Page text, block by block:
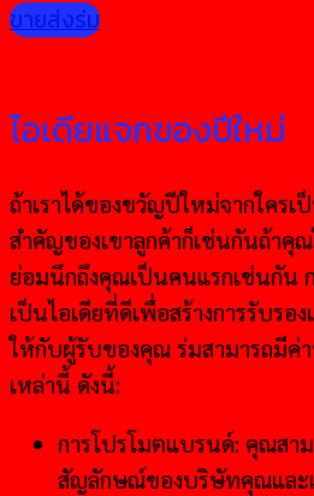
ขายส่งร่ม
ไอเดียแจกของปีใหม่
ถ้าเราได้ของขวัญปีใหม่จากใคร
สำคัญของเขาลูกค้าก็เช่นกันถ้าคุ
ย่อมนึกถึงคุณเป็นคนแรกเช่นกัน
เป็นไอเดียที่ดีเพื่อสร้างการรับรอ
ให้กับผู้รับของคุณ ร่มสามารถมีค่
เหล่านี้ ดังนี้:
การโปรโมตแบรนด์: คุณสา
สัญลักษณ์ของบริษัทคุณและ